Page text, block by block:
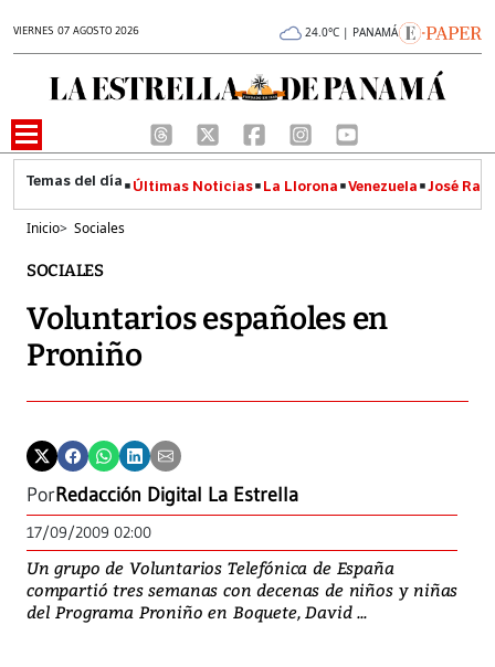
VIERNES 07 AGOSTO 2026 24.0°C | PANAMÁ
Últimas Noticias La Llorona Venezuela José
Inicio> Sociales
SOCIALES
Voluntarios españoles en
Proniño
PorRedacción Digital La Estrella
17/09/2009 02:00
Un grupo de Voluntarios Telefónica de España
compartió tres semanas con decenas de niños y niñas
del Programa Proniño en Boquete, David ...